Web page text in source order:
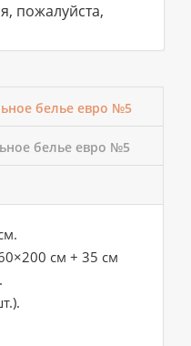
пожалуйста,
белье евро №5
белье евро №5
см + 35 см